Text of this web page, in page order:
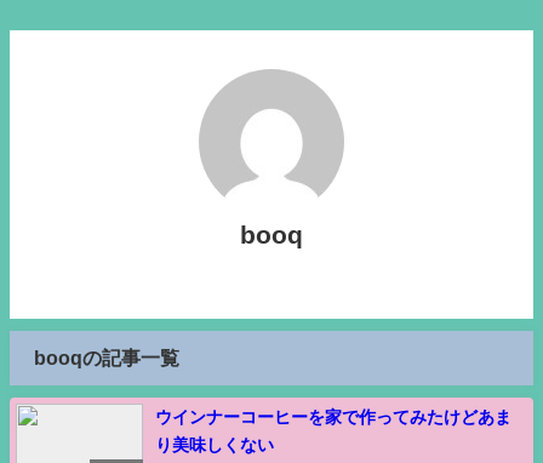
booq
booqの記事一覧
ウインナーコーヒーを家で作ってみたけどあま
り美味しくない